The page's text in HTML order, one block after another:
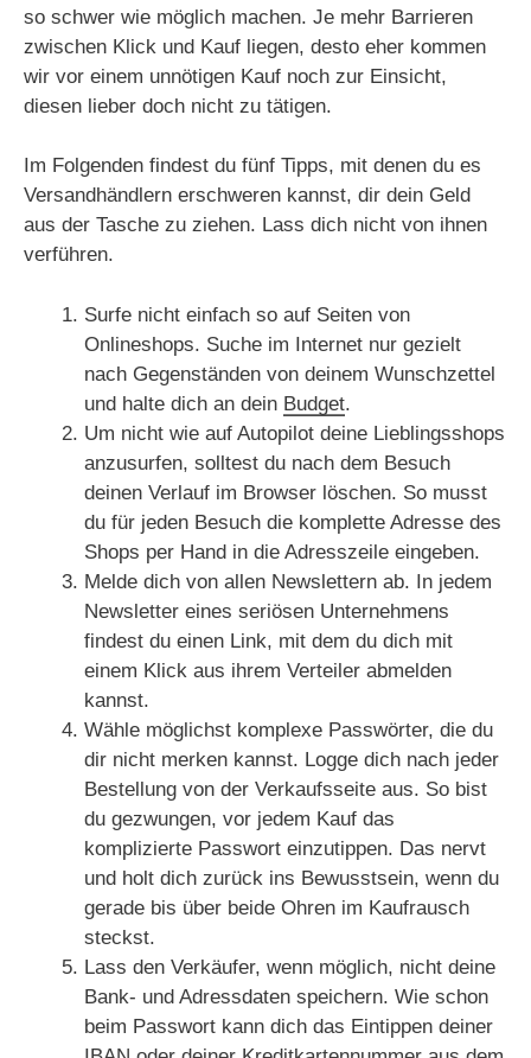
so schwer wie möglich machen. Je mehr Barrieren
zwischen Klick und Kauf liegen, desto eher kommen
wir vor einem unnötigen Kauf noch zur Einsicht,
diesen lieber doch nicht zu tätigen.
Im Folgenden findest du fünf Tipps, mit denen du es
Versandhändlern erschweren kannst, dir dein Geld
aus der Tasche zu ziehen. Lass dich nicht von ihnen
verführen.
Surfe nicht einfach so auf Seiten von
Onlineshops. Suche im Internet nur gezielt
nach Gegenständen von deinem Wunschzettel
und halte dich an dein Budget.
Um nicht wie auf Autopilot deine Lieblingsshops
anzusurfen, solltest du nach dem Besuch
deinen Verlauf im Browser löschen. So musst
du für jeden Besuch die komplette Adresse des
Shops per Hand in die Adresszeile eingeben.
Melde dich von allen Newslettern ab. In jedem
Newsletter eines seriösen Unternehmens
findest du einen Link, mit dem du dich mit
einem Klick aus ihrem Verteiler abmelden
kannst.
Wähle möglichst komplexe Passwörter, die du
dir nicht merken kannst. Logge dich nach jeder
Bestellung von der Verkaufsseite aus. So bist
du gezwungen, vor jedem Kauf das
komplizierte Passwort einzutippen. Das nervt
und holt dich zurück ins Bewusstsein, wenn du
gerade bis über beide Ohren im Kaufrausch
steckst.
Lass den Verkäufer, wenn möglich, nicht deine
Bank- und Adressdaten speichern. Wie schon
beim Passwort kann dich das Eintippen deiner